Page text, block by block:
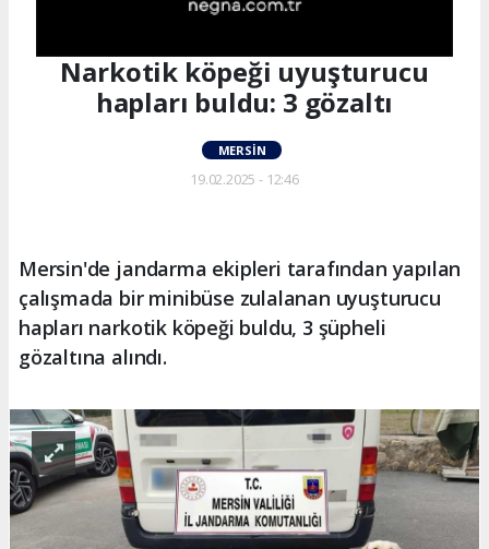
Narkotik köpeği uyuşturucu
hapları buldu: 3 gözaltı
MERSIN
19.02.2025 - 12:46
Mersin'de jandarma ekipleri tarafından yapılan
çalışmada bir minibüse zulalanan uyuşturucu
hapları narkotik köpeği buldu, 3 şüpheli
gözaltına alındı.